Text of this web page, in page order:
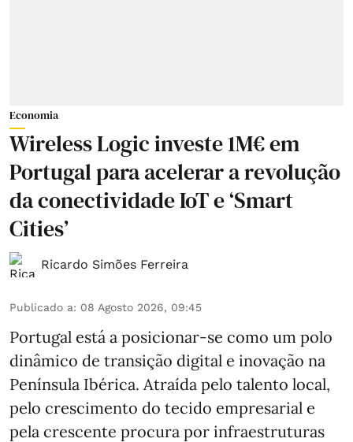
Economia
Wireless Logic investe 1M€ em
Portugal para acelerar a revolução
da conectividade IoT e ‘Smart
Cities’
Ricardo Simões Ferreira
Publicado a: 08 Agosto 2026, 09:45
Portugal está a posicionar-se como um polo
dinâmico de transição digital e inovação na
Península Ibérica. Atraída pelo talento local,
pelo crescimento do tecido empresarial e
pela crescente procura por infraestruturas